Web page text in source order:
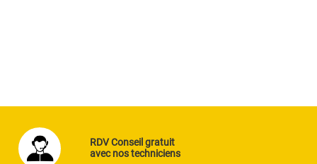
RDV Conseil gratuit
avec nos techniciens